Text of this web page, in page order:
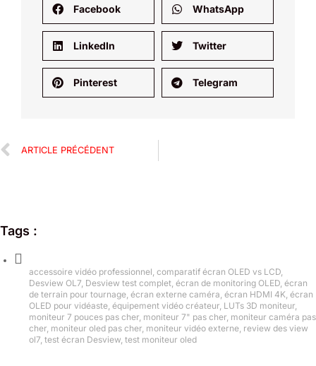
Facebook WhatsApp
LinkedIn Twitter
Pinterest Telegram
ARTICLE PRÉCÉDENT
Tags :
accessoire vidéo professionnel comparatif écran OLED vs LCD
Desview OL7 Desview test complet écran de monitoring OLED écran
de terrain pour tournage écran externe caméra écran HDMI 4K écran
OLED pour vidéaste équipement vidéo créateur LUTs 3D moniteur
moniteur 7 pouces pas cher moniteur 7" pas cher moniteur caméra pas
cher moniteur oled pas cher moniteur vidéo externe review des view
ol7 test écran Desview test moniteur oled